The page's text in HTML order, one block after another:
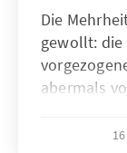
Die
gewollt: die
abermals